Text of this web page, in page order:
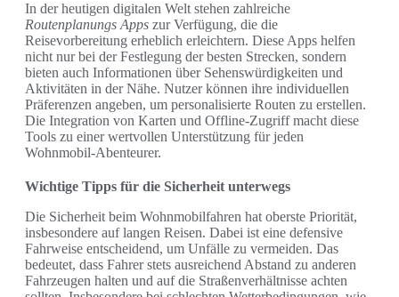
In der heutigen digitalen Welt stehen zahlreiche
Routenplanungs Apps zur Verfügung, die die
Reisevorbereitung erheblich erleichtern. Diese Apps helfen
nicht nur bei der Festlegung der besten Strecken, sondern
bieten auch Informationen über Sehenswürdigkeiten und
Aktivitäten in der Nähe. Nutzer können ihre individuellen
Präferenzen angeben, um personalisierte Routen zu erstellen.
Die Integration von Karten und Offline-Zugriff macht diese
Tools zu einer wertvollen Unterstützung für jeden
Wohnmobil-Abenteurer.
Wichtige Tipps für die Sicherheit unterwegs
Die Sicherheit beim Wohnmobilfahren hat oberste Priorität,
insbesondere auf langen Reisen. Dabei ist eine defensive
Fahrweise entscheidend, um Unfälle zu vermeiden. Das
bedeutet, dass Fahrer stets ausreichend Abstand zu anderen
Fahrzeugen halten und auf die Straßenverhältnisse achten